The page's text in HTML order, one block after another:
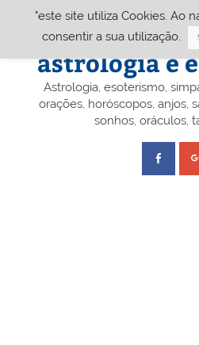
Portal
astrologia e
Astrologia, esoterismo,
orações, horóscopos, anjos,
sonhos, oráculos,
"este site utiliza Cookies. Ao
consentir a sua utilização.